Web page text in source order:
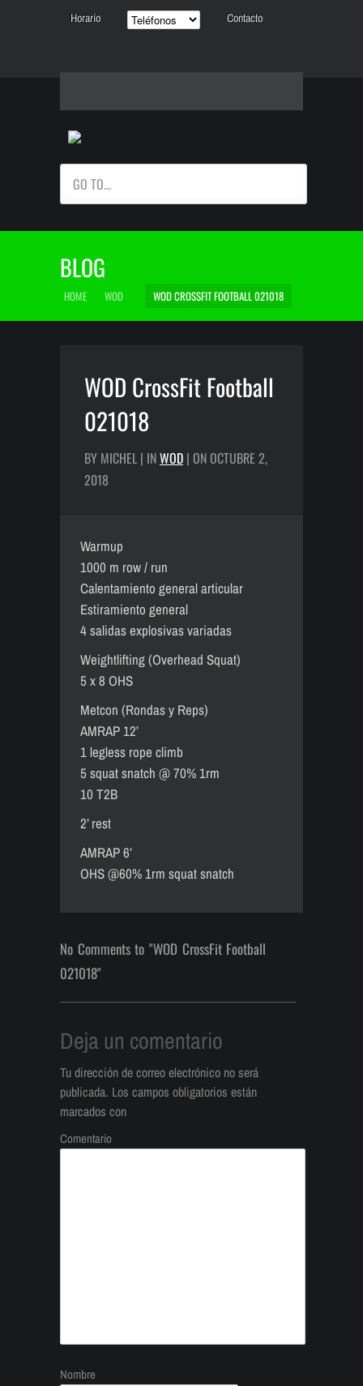
Horario Contacto
GO TO...
BLOG
HOME WOD WOD CROSSFIT FOOTBALL 021018
WOD CrossFit Football
021018
BY MICHEL | INWOD | ON OCTUBRE 2,
2018
Warmup
1000 m row / run
Calentamiento general articular
Estiramiento general
4 salidas explosivas variadas
Weightlifting (Overhead Squat)
5 x 8 OHS
Metcon (Rondas y Reps)
AMRAP 12’
1 legless rope climb
5 squat snatch @ 70% 1rm
10 T2B
2’ rest
AMRAP 6’
OHS @60% 1rm squat snatch
No Comments to "WOD CrossFit Football
021018"
Deja un comentario
Tu dirección de correo electrónico no será
publicada. Los campos obligatorios están
marcados con
Comentario
Nombre